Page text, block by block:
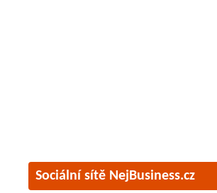
Sociální sítě NejBusiness.cz